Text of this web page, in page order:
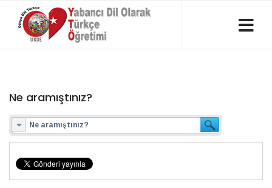
Ne aramıştınız?